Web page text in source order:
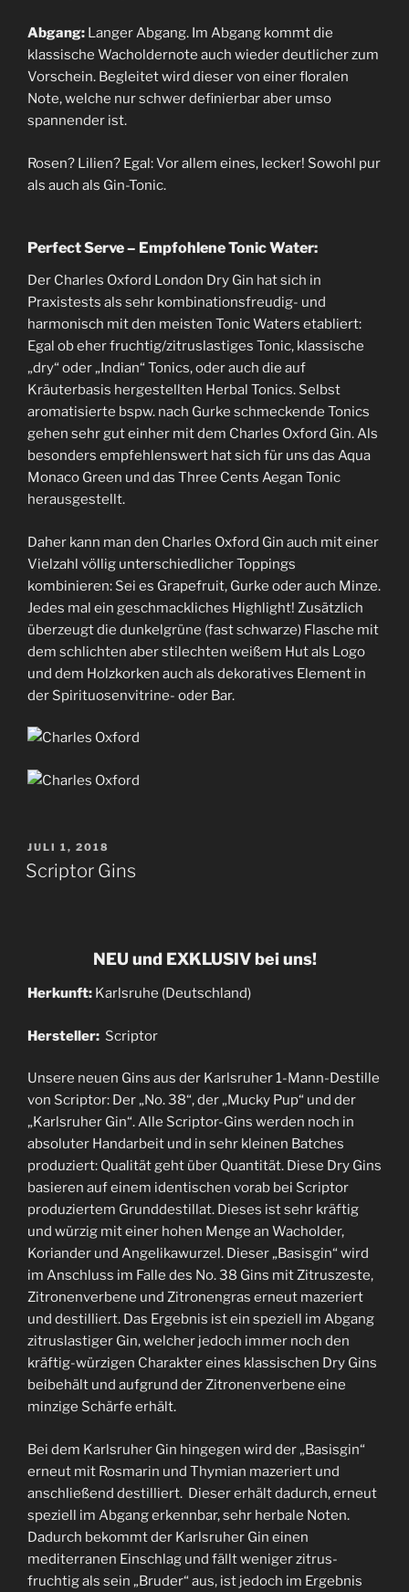
Abgang: Langer Abgang. Im Abgang kommt die
klassische Wacholdernote auch wieder deutlicher zum
Vorschein. Begleitet wird dieser von einer floralen
Note, welche nur schwer definierbar aber umso
spannender ist.
Rosen? Lilien? Egal: Vor allem eines, lecker! Sowohl pur
als auch als Gin-Tonic.
Perfect Serve – Empfohlene Tonic Water:
Der Charles Oxford London Dry Gin hat sich in
Praxistests als sehr kombinationsfreudig- und
harmonisch mit den meisten Tonic Waters etabliert:
Egal ob eher fruchtig/zitruslastiges Tonic, klassische
„dry“ oder „Indian“ Tonics, oder auch die auf
Kräuterbasis hergestellten Herbal Tonics. Selbst
aromatisierte bspw. nach Gurke schmeckende Tonics
gehen sehr gut einher mit dem Charles Oxford Gin. Als
besonders empfehlenswert hat sich für uns das Aqua
Monaco Green und das Three Cents Aegan Tonic
herausgestellt.
Daher kann man den Charles Oxford Gin auch mit einer
Vielzahl völlig unterschiedlicher Toppings
kombinieren: Sei es Grapefruit, Gurke oder auch Minze.
Jedes mal ein geschmackliches Highlight! Zusätzlich
überzeugt die dunkelgrüne (fast schwarze) Flasche mit
dem schlichten aber stilechten weißem Hut als Logo
und dem Holzkorken auch als dekoratives Element in
der Spirituosenvitrine- oder Bar.
VERÖFFENTLICHT
AM
JULI 1, 2018
Scriptor Gins
NEU und EXKLUSIV bei uns!
Herkunft: Karlsruhe (Deutschland)
Hersteller: Scriptor
Unsere neuen Gins aus der Karlsruher 1-Mann-Destille
von Scriptor: Der „No. 38“, der „Mucky Pup“ und der
„Karlsruher Gin“. Alle Scriptor-Gins werden noch in
absoluter Handarbeit und in sehr kleinen Batches
produziert: Qualität geht über Quantität. Diese Dry Gins
basieren auf einem identischen vorab bei Scriptor
produziertem Grunddestillat. Dieses ist sehr kräftig
und würzig mit einer hohen Menge an Wacholder,
Koriander und Angelikawurzel. Dieser „Basisgin“ wird
im Anschluss im Falle des No. 38 Gins mit Zitruszeste,
Zitronenverbene und Zitronengras erneut mazeriert
und destilliert. Das Ergebnis ist ein speziell im Abgang
zitruslastiger Gin, welcher jedoch immer noch den
kräftig-würzigen Charakter eines klassischen Dry Gins
beibehält und aufgrund der Zitronenverbene eine
minzige Schärfe erhält.
Bei dem Karlsruher Gin hingegen wird der „Basisgin“
erneut mit Rosmarin und Thymian mazeriert und
anschließend destilliert. Dieser erhält dadurch, erneut
speziell im Abgang erkennbar, sehr herbale Noten.
Dadurch bekommt der Karlsruher Gin einen
mediterranen Einschlag und fällt weniger zitrus-
fruchtig als sein „Bruder“ aus, ist jedoch im Ergebnis